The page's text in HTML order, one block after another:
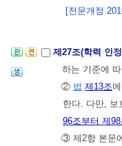
[전문개정
제27조(학력 인
하는 기준에
② 법 제13조
한다. 다만,
96조부터 제
③ 제2항 본문